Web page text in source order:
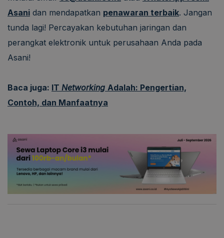
Asani dan mendapatkan penawaran terbaik. Jangan
tunda lagi! Percayakan kebutuhan jaringan dan
perangkat elektronik untuk perusahaan Anda pada
Asani!
Baca juga: IT Networking Adalah: Pengertian,
Contoh, dan Manfaatnya